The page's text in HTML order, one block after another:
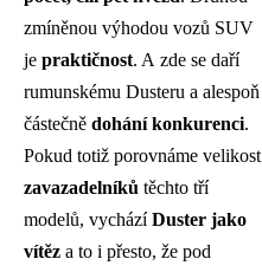
zmíněnou výhodou vozů SUV
je praktičnost. A zde se daří
rumunskému Dusteru a alespoň
částečně dohání konkurenci.
Pokud totiž porovnáme velikost
zavazadelníků těchto tří
modelů, vycházíDuster jako
vítěz a to i přesto, že pod